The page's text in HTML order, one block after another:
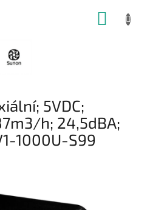
5VDC;
h; 24,5dBA;
1000U-S99